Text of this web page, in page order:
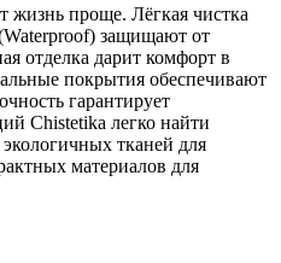
жизнь проще. Лёгкая чистка
защищают от
отделка дарит комфорт в
покрытия обеспечивают
гарантирует
Chistetika легко найти
тканей для
материалов для